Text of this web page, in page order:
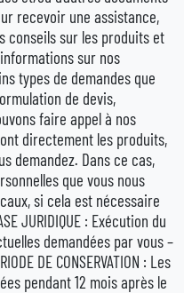
recevoir une assistance,
conseils sur les produits et
sur nos
types de demandes que
de devis,
faire appel à nos
directement les produits,
demandez. Dans ce cas,
que vous nous
si cela est nécessaire
JURIDIQUE : Exécution du
demandées par vous –
DE CONSERVATION : Les
pendant 12 mois après le